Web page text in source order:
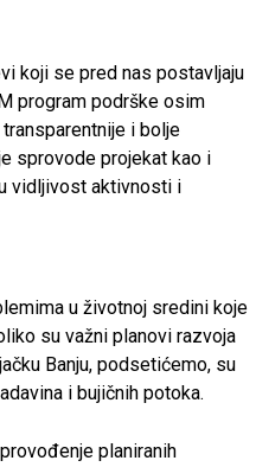
koji se pred nas postavljaju
program podrške osim
i bolje
sprovode projekat kao i
vidljivost aktivnosti i
u životnoj sredini koje
su važni planovi razvoja
Banju, podsetićemo, su
i bujičnih potoka.
planiranih